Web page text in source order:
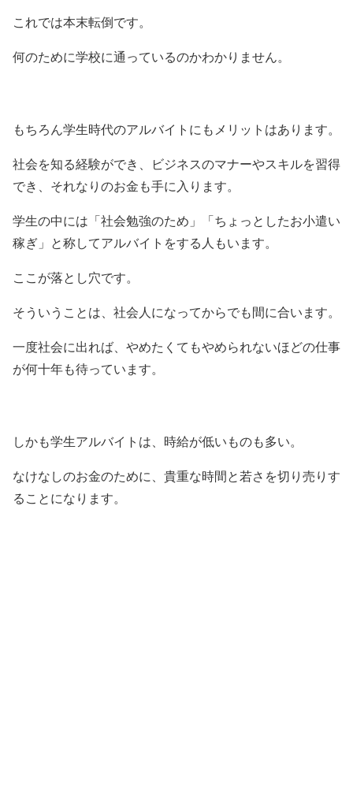
これでは本末転倒です。
何のために学校に通っているのかわかりません。
もちろん学生時代のアルバイトにもメリットはあります。
社会を知る経験ができ、ビジネスのマナーやスキルを習得
でき、それなりのお金も手に入ります。
学生の中には「社会勉強のため」「ちょっとしたお小遣い
稼ぎ」と称してアルバイトをする人もいます。
ここが落とし穴です。
そういうことは、社会人になってからでも間に合います。
一度社会に出れば、やめたくてもやめられないほどの仕事
が何十年も待っています。
しかも学生アルバイトは、時給が低いものも多い。
なけなしのお金のために、貴重な時間と若さを切り売りす
ることになります。